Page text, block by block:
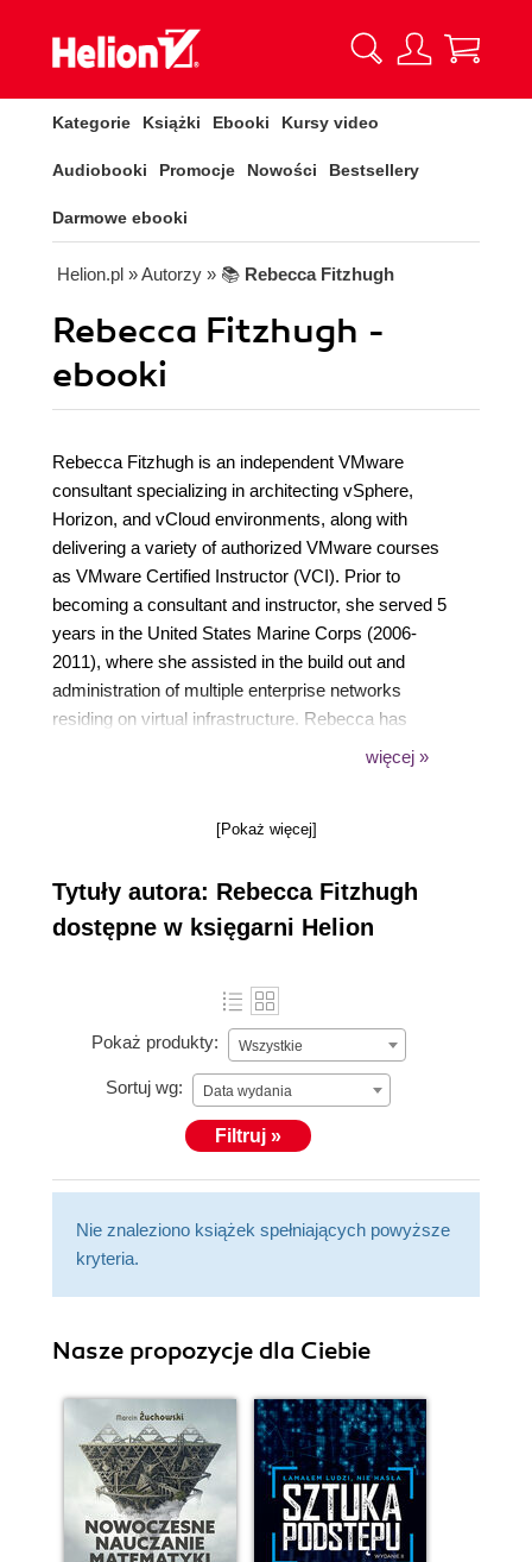
Kategorie Książki Ebooki Kursy video
Audiobooki Promocje Nowości Bestsellery
Darmowe ebooki
Helion.pl » Autorzy » 📚 Rebecca Fitzhugh
Rebecca Fitzhugh -
ebooki
Rebecca Fitzhugh is an independent VMware
consultant specializing in architecting vSphere,
Horizon, and vCloud environments, along with
delivering a variety of authorized VMware courses
as VMware Certified Instructor (VCI). Prior to
becoming a consultant and instructor, she served 5
years in the United States Marine Corps (2006-
2011), where she assisted in the build out and
administration of multiple enterprise networks
residing on virtual infrastructure. Rebecca has
written several white papers and articles for Global
Management (ISBN 9781782172185) for Packt
industry certifications, including VMware Certified
Advanced Professional (VCAP) in Data Center
Design (DCD), Data Center Administration (DCA),
has been selected as a vExpert three times (2014,
2015, and 2016). You can follow Rebecca on Twitter
(@RebeccaFitzhugh) or contact her via LinkedIn
(www.linkedin.com/in/rmfitzhugh/).
więcej »
[Pokaż więcej]
Tytuły autora: Rebecca Fitzhugh
dostępne w księgarni Helion
Pokaż produkty: Wszystkie
Sortuj wg: Data wydania
Filtruj »
Nie znaleziono książek spełniających powyższe
kryteria.
Nasze propozycje dla Ciebie